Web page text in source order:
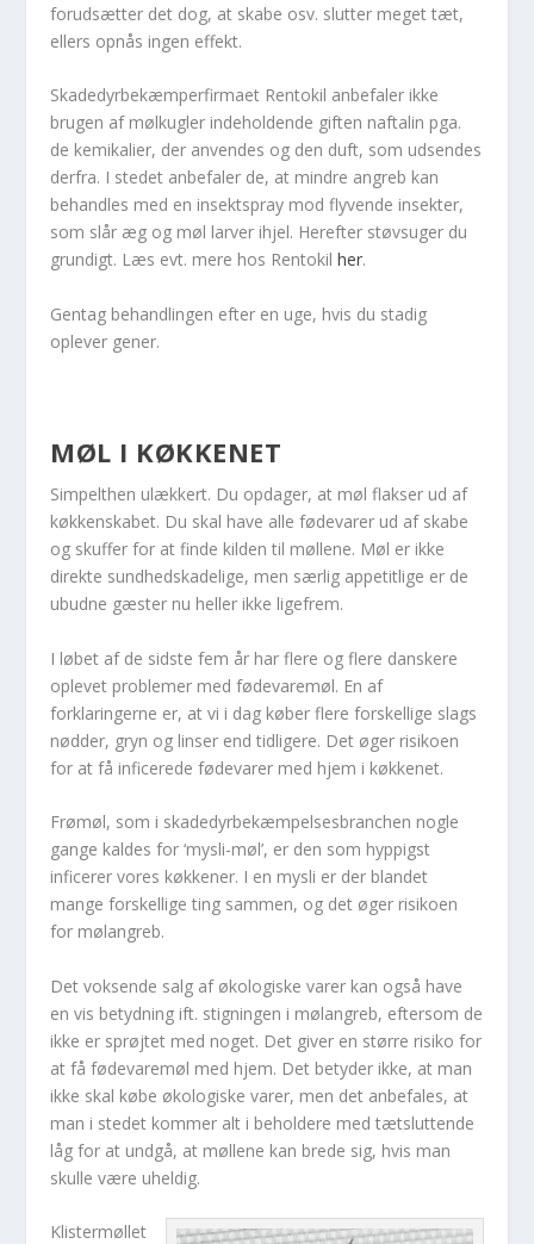
forudsætter det dog, at skabe osv. slutter meget tæt,
ellers opnås ingen effekt.
Skadedyrbekæmperfirmaet Rentokil anbefaler ikke
brugen af mølkugler indeholdende giften naftalin pga.
de kemikalier, der anvendes og den duft, som udsendes
derfra. I stedet anbefaler de, at mindre angreb kan
behandles med en insektspray mod flyvende insekter,
som slår æg og møl larver ihjel. Herefter støvsuger du
grundigt. Læs evt. mere hos Rentokilher.
Gentag behandlingen efter en uge, hvis du stadig
oplever gener.
MØL I KØKKENET
Simpelthen ulækkert. Du opdager, at møl flakser ud af
køkkenskabet. Du skal have alle fødevarer ud af skabe
og skuffer for at finde kilden til møllene. Møl er ikke
direkte sundhedskadelige, men særlig appetitlige er de
ubudne gæster nu heller ikke ligefrem.
I løbet af de sidste fem år har flere og flere danskere
oplevet problemer med fødevaremøl. En af
forklaringerne er, at vi i dag køber flere forskellige slags
nødder, gryn og linser end tidligere. Det øger risikoen
for at få inficerede fødevarer med hjem i køkkenet.
Frømøl, som i skadedyrbekæmpelsesbranchen nogle
gange kaldes for ‘mysli-møl’, er den som hyppigst
inficerer vores køkkener. I en mysli er der blandet
mange forskellige ting sammen, og det øger risikoen
for mølangreb.
Det voksende salg af økologiske varer kan også have
en vis betydning ift. stigningen i mølangreb, eftersom de
ikke er sprøjtet med noget. Det giver en større risiko for
at få fødevaremøl med hjem. Det betyder ikke, at man
ikke skal købe økologiske varer, men det anbefales, at
man i stedet kommer alt i beholdere med tætsluttende
låg for at undgå, at møllene kan brede sig, hvis man
skulle være uheldig.
Klistermøllet